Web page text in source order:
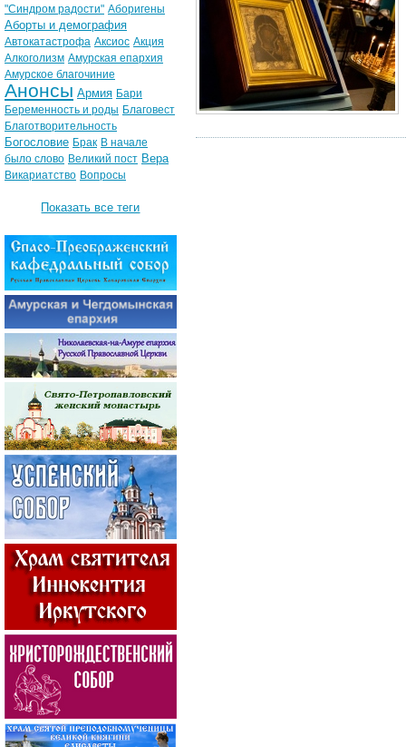
"Синдром радости" Аборигены
Аборты и демография
Автокатастрофа Аксиос Акция
Алкоголизм Амурская епархия
Амурское благочиние
Анонсы Армия Бари
Беременность и роды Благовест
Благотворительность
Богословие Брак В начале
было слово Великий пост Вера
Викариатство Вопросы
Показать все теги